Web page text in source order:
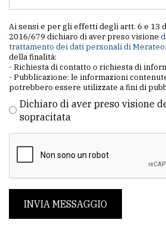
Ai sensi e per gli effetti degli artt. 6 e 13
2016/679 dichiaro di aver preso visione
trattamento dei dati personali di
della finalità:
- Richiesta di contatto o richiesta di
- Pubblicazione: le informazioni
potrebbero essere utilizzate a fini di
Dichiaro di aver preso visione
sopracitata
INVIA MESSAGGIO